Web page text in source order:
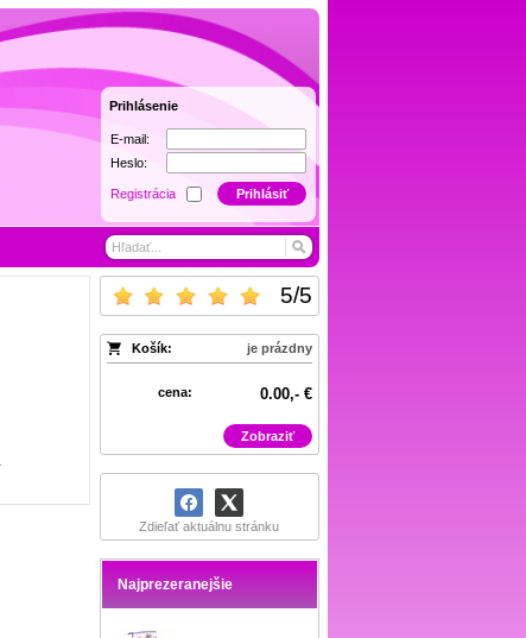
Prihlásenie
E-mail:
Heslo:
Registrácia Prihlásiť
5/5
Košík: je prázdny
cena: 0.00,- €
Zobraziť
Zdieľať aktuálnu stránku
Najprezeranejšie